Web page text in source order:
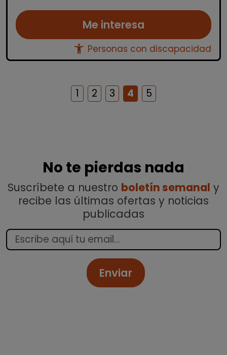
Me interesa
accessibility_new Personas con discapacidad
1 2 3 4 5
No te pierdas nada
Suscríbete a nuestro boletín semanal y
recibe las últimas ofertas y noticias
publicadas
Enviar